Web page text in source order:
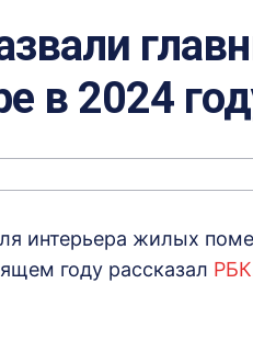
в 2024
интерьера жилых
году рассказал